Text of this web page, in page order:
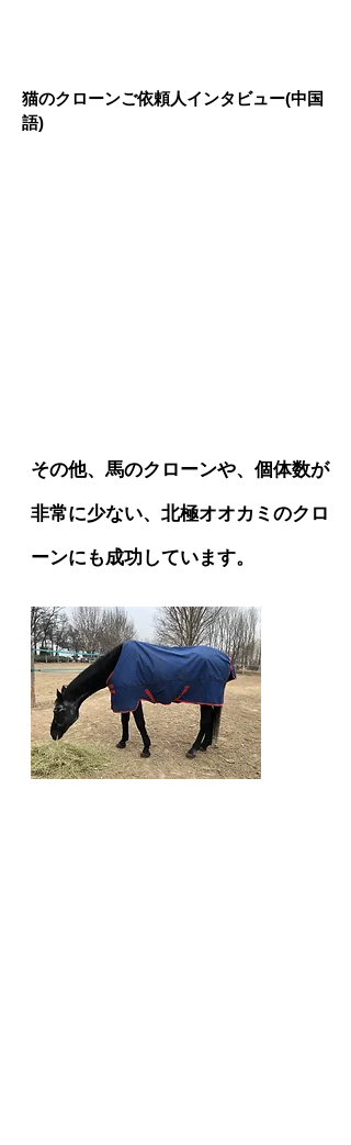
猫のクローンご依頼人インタビュー(中国
語)
その他、馬のクローンや、個体数が
非常に少ない、北極オオカミのクロ
ーンにも成功しています。